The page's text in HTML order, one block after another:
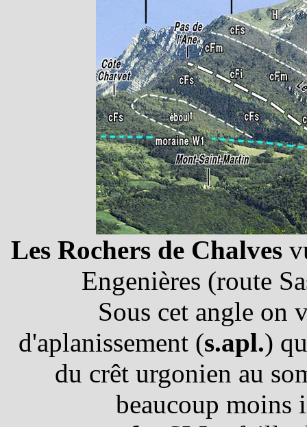
Les Rochers de Chalves
Engenières (route
Sous cet angle on
d'aplanissement (s.apl.)
du crêt urgonien au
beaucoup moins